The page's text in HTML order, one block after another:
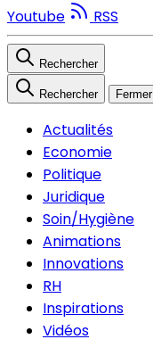
Youtube
RSS
Rechercher
Rechercher Fermer
Actualités
Economie
Politique
Juridique
Soin/Hygiène
Animations
Innovations
RH
Inspirations
Vidéos